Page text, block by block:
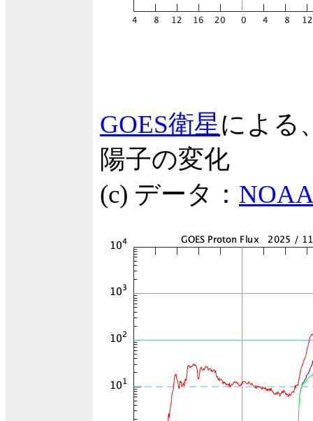
GOES衛星による
陽子の変化
(c) データ：